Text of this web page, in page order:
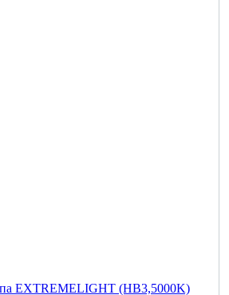
EXTREMELIGHT (HB3,5000K)